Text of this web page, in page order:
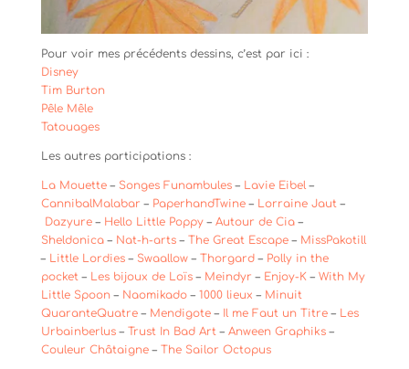
Pour voir mes précédents dessins, c’est par ici :
Disney
Tim Burton
Pêle Mêle
Tatouages
Les autres participations :
La Mouette– Songes Funambules– Lavie Eibel–
CannibalMalabar – PaperhandTwine– Lorraine Jaut–
Dazyure– Hello Little Poppy– Autour de Cia–
Sheldonica– Nat-h-arts– The Great Escape– MissPakotill
– Little Lordies– Swaallow– Thorgard– Polly in the
pocket– Les bijoux de Loïs– Meindyr – Enjoy-K– With My
Little Spoon– Naomikado– 1000 lieux – Minuit
QuaranteQuatre– Mendigote– Il me Faut un Titre–Les
Urbainberlus– Trust In Bad Art– Anween Graphiks–
Couleur Châtaigne– The Sailor Octopus